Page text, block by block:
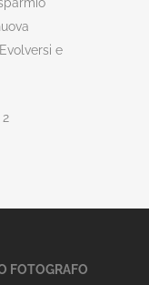
e
FOTOGRAFO